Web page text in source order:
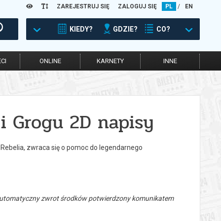
ZAREJESTRUJ SIĘ ZALOGUJ SIĘ PL / EN
KIEDY? GDZIE? CO?
ONLINE KARNETY INNE
Grogu 2D napisy
zwraca się o pomoc do legendarnego
zwrot środków potwierdzony komunikatem